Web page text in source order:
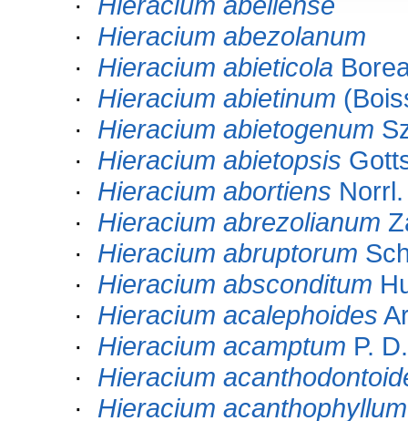
· Hieracium abezolanum
· Hieracium abieticola
· Hieracium abietinum
· Hieracium abietogenum
· Hieracium abietopsis
· Hieracium abortiens Norrl.
· Hieracium abrezolianum
· Hieracium abruptorum
· Hieracium absconditum
· Hieracium acalephoides
· Hieracium acamptum P.
· Hieracium
· Hieracium acanthophyllum